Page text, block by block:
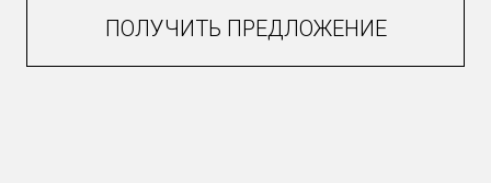
ПОЛУЧИТЬ ПРЕДЛОЖЕНИЕ